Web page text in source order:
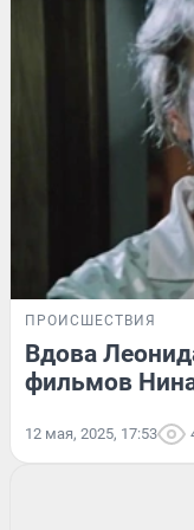
ПРОИСШЕСТВИЯ
Вдова
фильмов
12 мая, 2025, 17:53